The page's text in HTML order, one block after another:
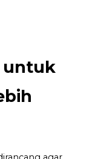
untuk